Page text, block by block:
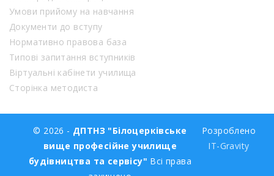
Умови прийому на навчання
Документи до вступу
Нормативно правова база
Типові запитання вступників
Віртуальні кабінети училища
Сторінка методиста
© 2026 - ДПТНЗ "Білоцерківське
вище професійне училище
будівництва та сервісу" Всі права
Розроблено
IT-Gravity